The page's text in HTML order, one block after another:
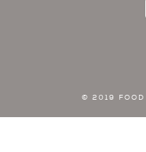
© 2019 FOOD